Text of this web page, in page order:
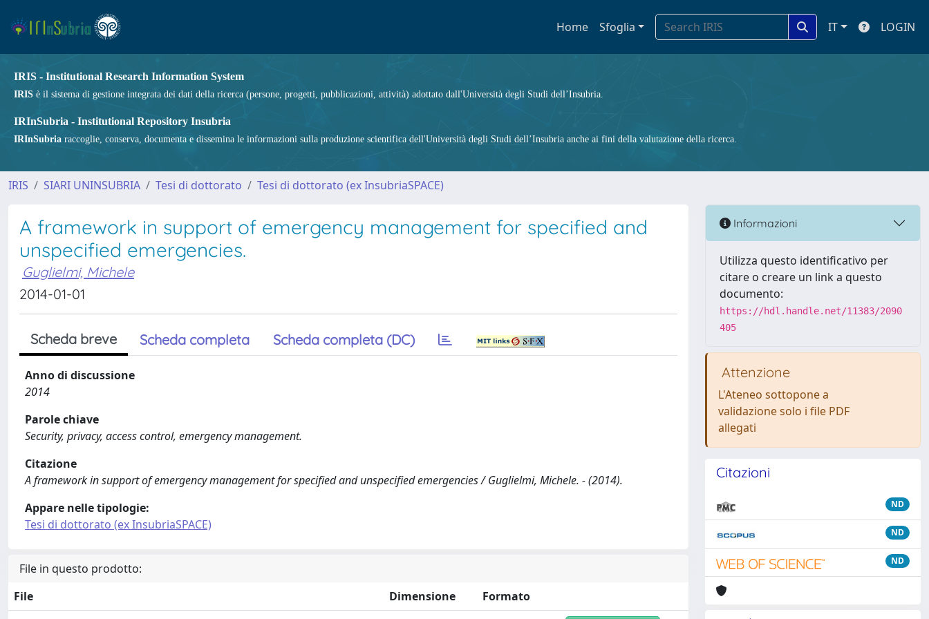
Home Sfoglia IT LOGIN
IRIS - Institutional Research Information System
IRIS è il sistema di gestione integrata dei dati della ricerca (persone, progetti, pubblicazioni, attività) adottato dall'Università degli Studi dell’Insubria.
IRInSubria - Institutional Repository Insubria
IRInSubria raccoglie, conserva, documenta e dissemina le informazioni sulla produzione scientifica dell'Università degli Studi dell’Insubria anche ai fini della valutazione della ricerca.
IRIS SIARI UNINSUBRIA Tesi di dottorato Tesi di dottorato (ex InsubriaSPACE)
A framework in support of emergency management for specified and
unspecified emergencies.
Guglielmi, Michele
2014-01-01
Scheda breve Scheda completa Scheda completa (DC)
Anno di discussione
2014
Parole chiave
Security, privacy, access control, emergency management.
Citazione
A framework in support of emergency management for specified and unspecified emergencies / Guglielmi, Michele. - (2014).
Appare nelle tipologie:
Tesi di dottorato (ex InsubriaSPACE)
File in questo prodotto:
File
Dimensione
Formato
Informazioni
Utilizza questo identificativo per
citare o creare un link a questo
documento:
https://hdl.handle.net/11383/2090
405
Attenzione
L'Ateneo sottopone a
validazione solo i file PDF
allegati
Citazioni
ND
ND
ND